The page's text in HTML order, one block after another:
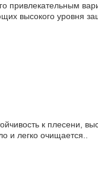
привлекательным
высокого уровня
к плесени,
и легко очищается..